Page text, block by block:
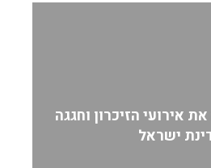
אירועי הזיכרון וחגגה